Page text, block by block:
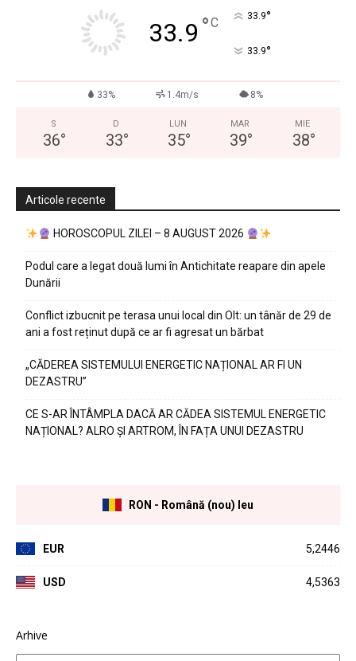
33.9 °C 33.9°
33.9°
33% 1.4m/s 8%
S
36°
D
33°
LUN
35°
MAR
39°
MIE
38°
Articole recente
HOROSCOPUL ZILEI – 8 AUGUST 2026
Podul care a legat două lumi în Antichitate reapare din apele
Dunării
Conflict izbucnit pe terasa unui local din Olt: un tânăr de 29 de
ani a fost reținut după ce ar fi agresat un bărbat
„CĂDEREA SISTEMULUI ENERGETIC NAȚIONAL AR FI UN
DEZASTRU”
CE S-AR ÎNTÂMPLA DACĂ AR CĂDEA SISTEMUL ENERGETIC
NAȚIONAL? ALRO ȘI ARTROM, ÎN FAȚA UNUI DEZASTRU
RON - Română (nou) leu
EUR 5,2446
USD 4,5363
Arhive